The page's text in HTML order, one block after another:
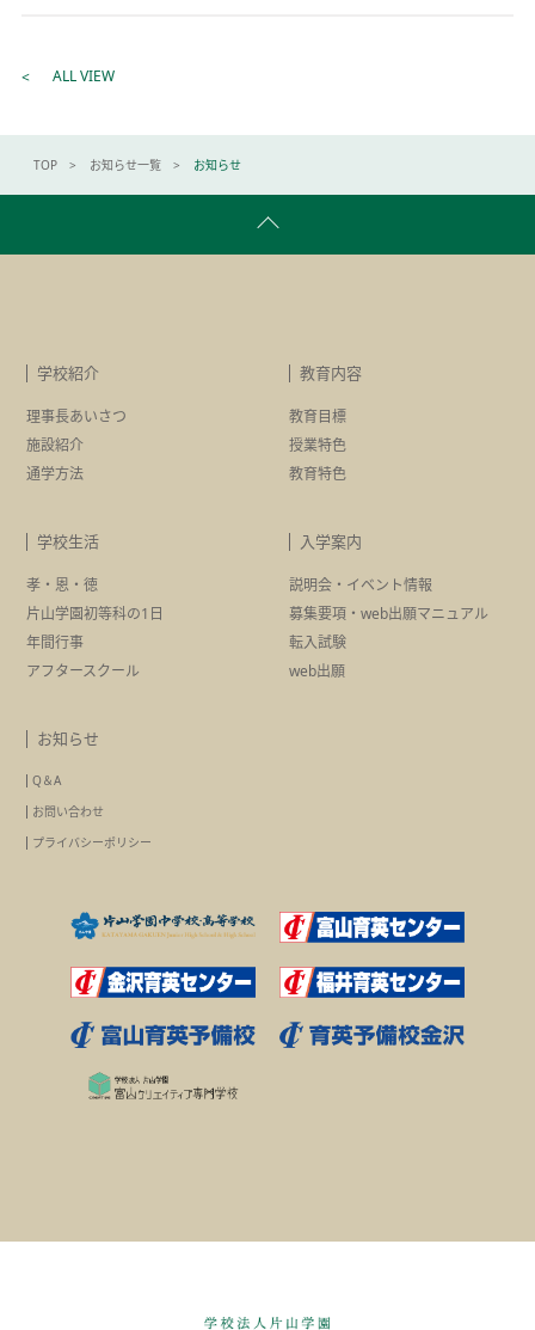
ALL VIEW
TOP お知らせ一覧 お知らせ
学校紹介
理事長あいさつ
施設紹介
通学方法
教育内容
教育目標
授業特色
教育特色
学校生活
孝・恩・徳
片山学園初等科の1日
年間行事
アフタースクール
入学案内
説明会・イベント情報
募集要項・ web出願マニュアル
転入試験
web出願
お知らせ
Q＆A
お問い合わせ
プライバシーポリシー